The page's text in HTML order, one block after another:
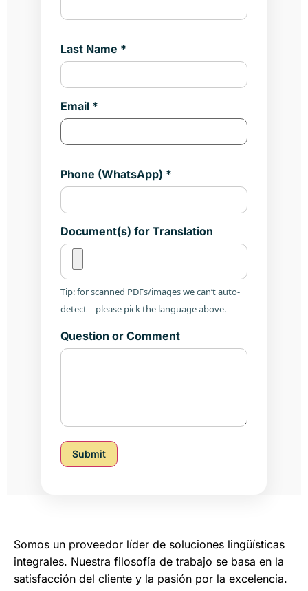
Last Name *
Email *
Phone (WhatsApp) *
Document(s) for Translation
Tip: for scanned PDFs/images we can’t auto-
detect—please pick the language above.
Question or Comment
Submit
Somos un proveedor líder de soluciones lingüísticas
integrales. Nuestra filosofía de trabajo se basa en la
satisfacción del cliente y la pasión por la excelencia.